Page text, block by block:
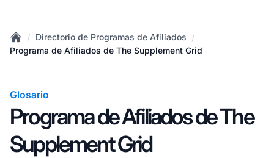
Home
/ Directorio de Programas de Afiliados /
Programa de Afiliados de The Supplement Grid
Glosario
Programa de Afiliados de The
Supplement Grid